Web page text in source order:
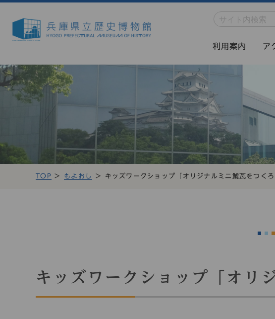
利用案内 ア
TOP もよおし キッズワークショップ「オリジナルミニ鯱瓦をつくろ
キッズワークショップ「オリ